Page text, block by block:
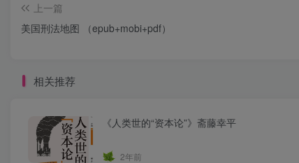
上一篇
美国刑法地图 （epub+mobi+pdf）
相关推荐
《人类世的“资本论”》斋藤幸平
2年前